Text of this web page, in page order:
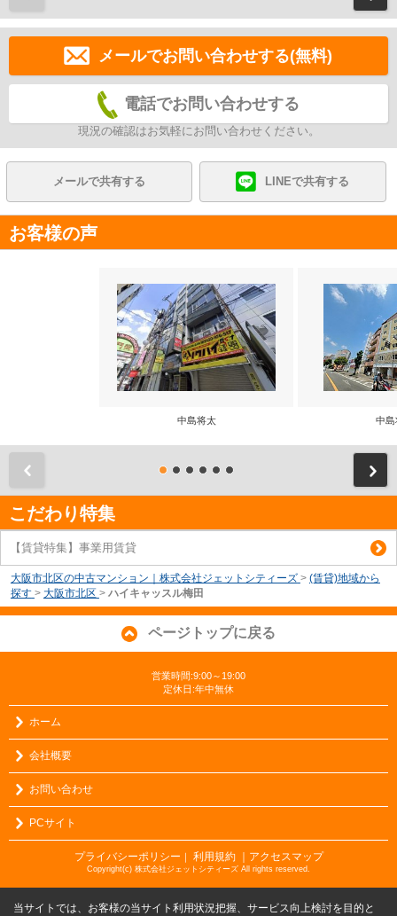
メールでお問い合わせする(無料)
電話でお問い合わせする
現況の確認はお気軽にお問い合わせください。
メールで共有する LINEで共有する
お客様の声
中島将太 中島
こだわり特集
【賃貸特集】事業用賃貸
大阪市北区の中古マンション｜株式会社ジェットシティーズ > (賃貸)地域から
探す > 大阪市北区 > ハイキャッスル梅田
ページトップに戻る
営業時間:9:00～19:00
定休日:年中無休
ホーム
会社概要
お問い合わせ
PCサイト
プライバシーポリシー 利用規約 ｜アクセスマップ
Copyright(c) 株式会社ジェットシティーズ All rights reserved.
当サイトでは、お客様の当サイト利用状況把握、サービス向上検討を目的と